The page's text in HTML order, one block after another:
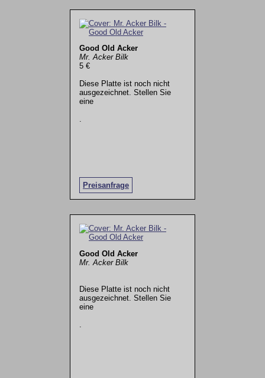
Good Old Acker
Mr. Acker Bilk
5 €
Diese Platte ist noch nicht
ausgezeichnet. Stellen Sie
eine
Preisanfrage
.
Good Old Acker
Mr. Acker Bilk
Diese Platte ist noch nicht
ausgezeichnet. Stellen Sie
eine
.